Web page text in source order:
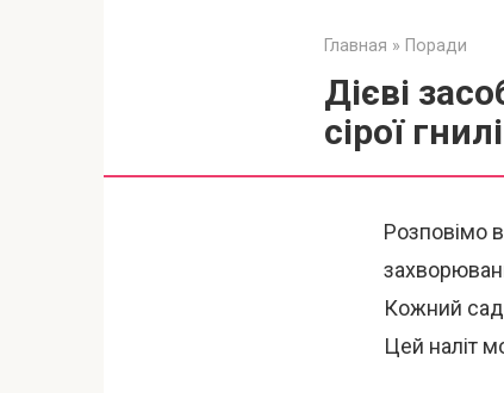
Главная » Поради
Дієві
сірої гнилі
Розповімо
Кожний
Цей наліт